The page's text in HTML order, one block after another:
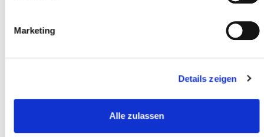
Marketing
Details zeigen
Alle zulassen
Dich interessieren noch andere Sportarten? Hier gelangst
du zur allgemeinen
. Du kannst die Suche mit
FRAGEN?